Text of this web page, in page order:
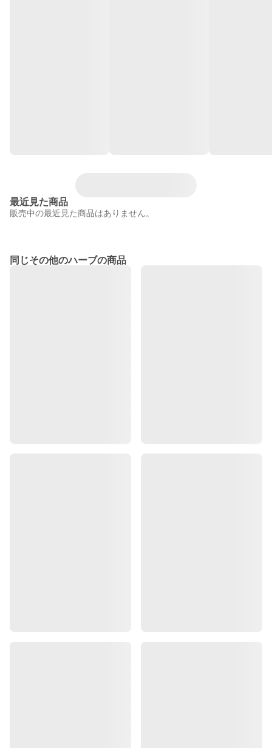
最近見た商品
販売中の最近見た商品はありません。
同じその他のハーブの商品